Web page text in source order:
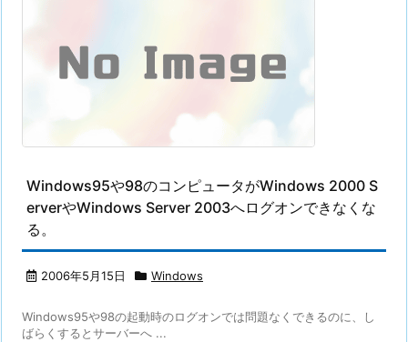
Windows95や98のコンピュータがWindows 2000 S
erverやWindows Server 2003へログオンできなくな
る。
2006年5月15日 Windows
Windows95や98の起動時のログオンでは問題なくできるのに、し
ばらくするとサーバーへ ...